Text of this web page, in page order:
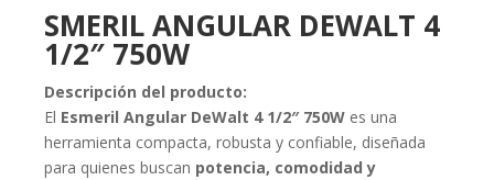
SMERIL ANGULAR DEWALT 4
1/2″ 750W
Descripción del producto:
El Esmeril Angular DeWalt 4 1/2″ 750W es una
herramienta compacta, robusta y confiable, diseñada
para quienes buscan potencia, comodidad y